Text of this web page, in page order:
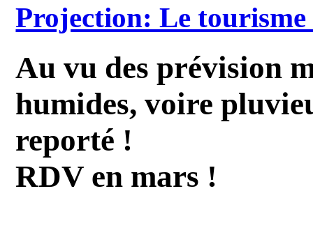
Projection: Le tourisme
Au vu des prévision
humides, voire
reporté !
RDV en mars !